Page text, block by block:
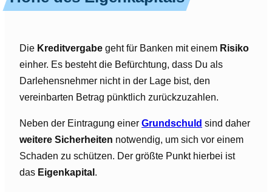
Die Kreditvergabe geht für Banken mit einem Risiko
einher. Es besteht die Befürchtung, dass Du als
Darlehensnehmer nicht in der Lage bist, den
vereinbarten Betrag pünktlich zurückzuzahlen.
Neben der Eintragung einer Grundschuld sind daher
weitere Sicherheiten notwendig, um sich vor einem
Schaden zu schützen. Der größte Punkt hierbei ist
das Eigenkapital .